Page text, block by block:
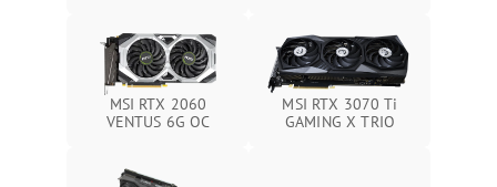
MSI RTX 2060
VENTUS 6G OC
MSI RTX 3070 Ti
GAMING X TRIO